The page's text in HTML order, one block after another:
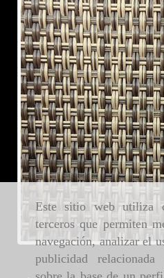
Este sitio web utiliza
terceros que permiten
navegación, analizar el
publicidad